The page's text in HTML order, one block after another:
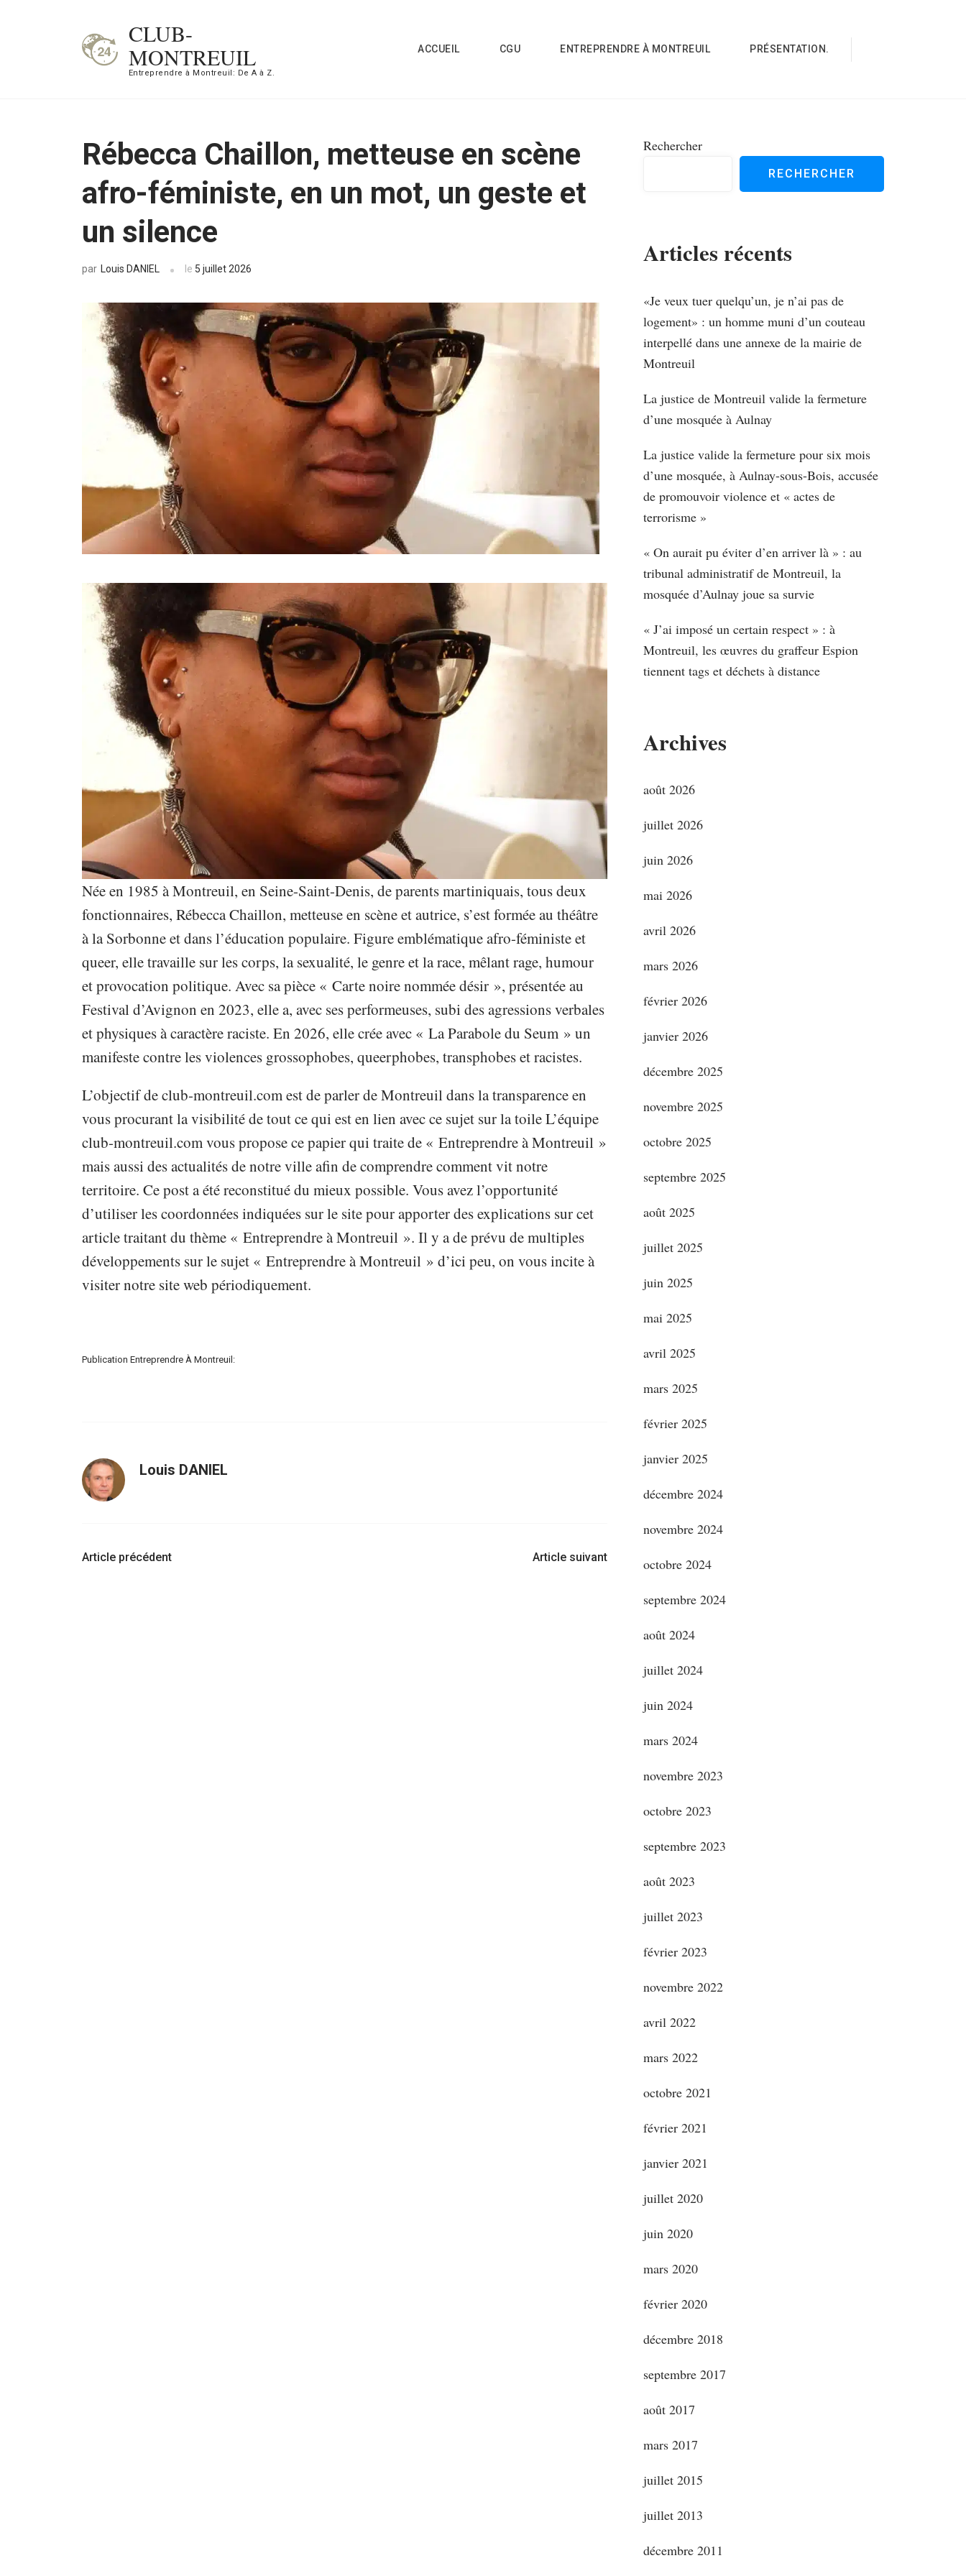
CLUB-
MONTREUIL
Entreprendre à Montreuil: De A à Z.
ACCUEIL CGU ENTREPRENDRE À MONTREUIL PRÉSENTATION.
Rébecca Chaillon, metteuse en scène
afro-féministe, en un mot, un geste et
un silence
par Louis DANIEL le 5 juillet 2026
Née en 1985 à Montreuil, en Seine-Saint-Denis, de parents martiniquais, tous deux
fonctionnaires, Rébecca Chaillon, metteuse en scène et autrice, s’est formée au théâtre
à la Sorbonne et dans l’éducation populaire. Figure emblématique afro-féministe et
queer, elle travaille sur les corps, la sexualité, le genre et la race, mêlant rage, humour
et provocation politique. Avec sa pièce « Carte noire nommée désir », présentée au
Festival d’Avignon en 2023, elle a, avec ses performeuses, subi des agressions verbales
et physiques à caractère raciste. En 2026, elle crée avec « La Parabole du Seum » un
manifeste contre les violences grossophobes, queerphobes, transphobes et racistes.
L’objectif de club-montreuil.com est de parler de Montreuil dans la transparence en
vous procurant la visibilité de tout ce qui est en lien avec ce sujet sur la toile L’équipe
club-montreuil.com vous propose ce papier qui traite de « Entreprendre à Montreuil »
mais aussi des actualités de notre ville afin de comprendre comment vit notre
territoire. Ce post a été reconstitué du mieux possible. Vous avez l’opportunité
d’utiliser les coordonnées indiquées sur le site pour apporter des explications sur cet
article traitant du thème « Entreprendre à Montreuil ». Il y a de prévu de multiples
développements sur le sujet « Entreprendre à Montreuil » d’ici peu, on vous incite à
visiter notre site web périodiquement.
Publication Entreprendre À Montreuil:
Louis DANIEL
Navigation
Article précédent Article suivant
Rechercher
RECHERCHER
Articles récents
«Je veux tuer quelqu’un, je n’ai pas de
logement» : un homme muni d’un couteau
interpellé dans une annexe de la mairie de
Montreuil
La justice de Montreuil valide la fermeture
d’une mosquée à Aulnay
La justice valide la fermeture pour six mois
d’une mosquée, à Aulnay-sous-Bois, accusée
de promouvoir violence et « actes de
terrorisme »
« On aurait pu éviter d’en arriver là » : au
tribunal administratif de Montreuil, la
mosquée d’Aulnay joue sa survie
« J’ai imposé un certain respect » : à
Montreuil, les œuvres du graffeur Espion
tiennent tags et déchets à distance
Archives
août 2026
juillet 2026
juin 2026
mai 2026
avril 2026
mars 2026
février 2026
janvier 2026
décembre 2025
novembre 2025
octobre 2025
septembre 2025
août 2025
juillet 2025
juin 2025
mai 2025
avril 2025
mars 2025
février 2025
janvier 2025
décembre 2024
novembre 2024
octobre 2024
septembre 2024
août 2024
juillet 2024
juin 2024
mars 2024
novembre 2023
octobre 2023
septembre 2023
août 2023
juillet 2023
février 2023
novembre 2022
avril 2022
mars 2022
octobre 2021
février 2021
janvier 2021
juillet 2020
juin 2020
mars 2020
février 2020
décembre 2018
septembre 2017
août 2017
mars 2017
juillet 2015
juillet 2013
décembre 2011